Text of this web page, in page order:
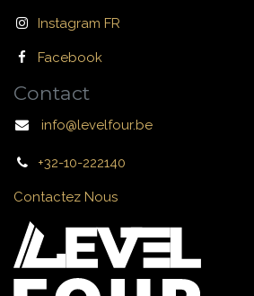
Instagram FR
Facebook
Contact
info@levelfour.be
+32-10-222140
Contactez Nous